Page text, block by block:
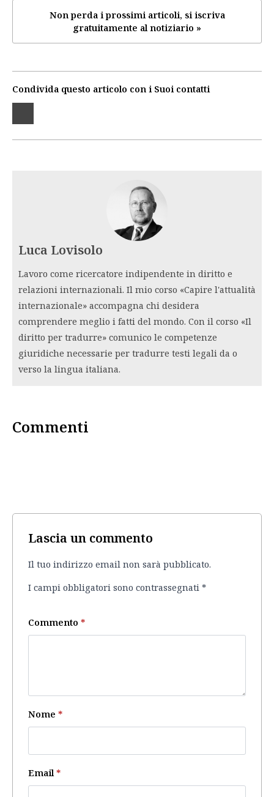
Non perda i prossimi articoli, si iscriva
gratuitamente al notiziario »
Condivida questo articolo con i Suoi contatti
Luca Lovisolo
Lavoro come ricercatore indipendente in diritto e
relazioni internazionali. Il mio corso «Capire l'attualità
internazionale» accompagna chi desidera
comprendere meglio i fatti del mondo. Con il corso «Il
diritto per tradurre» comunico le competenze
giuridiche necessarie per tradurre testi legali da o
verso la lingua italiana.
Commenti
Lascia un commento
Il tuo indirizzo email non sarà pubblicato.
I campi obbligatori sono contrassegnati *
Commento *
Nome *
Email *